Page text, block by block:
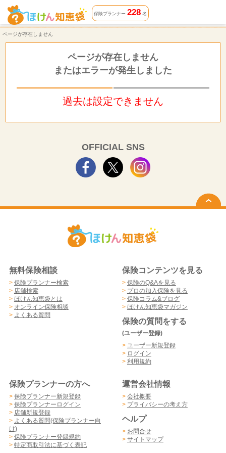
ページが存在しません | ほけん知恵袋
保険プランナー 228名
ページが存在しません
ページが存在しません
またはエラーが発生しました
過去は設定できません
OFFICIAL SNS
無料保険相談
> 保険プランナー検索
> 店舗検索
> ほけん知恵袋とは
> オンライン保険相談
> よくある質問
保険コンテンツを見る
> 保険のQ&Aを見る
> プロの加入保険を見る
> 保険コラム&ブログ
> ほけん知恵袋マガジン
保険の質問をする
(ユーザー登録)
> ユーザー新規登録
> ログイン
> 利用規約
保険プランナーの方へ
> 保険プランナー新規登録
> 保険プランナーログイン
> 店舗新規登録
> よくある質問(保険プランナー向
け)
> 保険プランナー登録規約
> 特定商取引法に基づく表記
運営会社情報
> 会社概要
> プライバシーの考え方
ヘルプ
> お問合せ
> サイトマップ